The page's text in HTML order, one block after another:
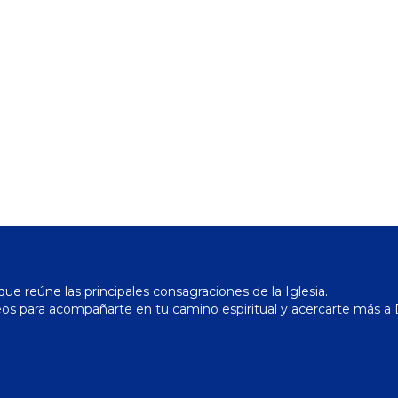
reúne las principales consagraciones de la Iglesia.
para acompañarte en tu camino espiritual y acercarte más a